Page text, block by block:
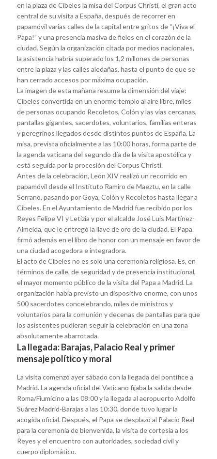
en la plaza de Cibeles la misa del Corpus Christi, el gran acto
central de su visita a España, después de recorrer en
papamóvil varias calles de la capital entre gritos de “¡Viva el
Papa!” y una presencia masiva de fieles en el corazón de la
ciudad. Según la organización citada por medios nacionales,
la asistencia habría superado los 1,2 millones de personas
entre la plaza y las calles aledañas, hasta el punto de que se
han cerrado accesos por máxima ocupación.
La imagen de esta mañana resume la dimensión del viaje:
Cibeles convertida en un enorme templo al aire libre, miles
de personas ocupando Recoletos, Colón y las vías cercanas,
pantallas gigantes, sacerdotes, voluntarios, familias enteras
y peregrinos llegados desde distintos puntos de España. La
misa, prevista oficialmente a las 10:00 horas, forma parte de
la agenda vaticana del segundo día de la visita apostólica y
está seguida por la procesión del Corpus Christi.
Antes de la celebración, León XIV realizó un recorrido en
papamóvil desde el Instituto Ramiro de Maeztu, en la calle
Serrano, pasando por Goya, Colón y Recoletos hasta llegar a
Cibeles. En el Ayuntamiento de Madrid fue recibido por los
Reyes Felipe VI y Letizia y por el alcalde José Luis Martínez-
Almeida, que le entregó la llave de oro de la ciudad. El Papa
firmó además en el libro de honor con un mensaje en favor de
una ciudad acogedora e integradora.
El acto de Cibeles no es solo una ceremonia religiosa. Es, en
términos de calle, de seguridad y de presencia institucional,
el mayor momento público de la visita del Papa a Madrid. La
organización había previsto un dispositivo enorme, con unos
500 sacerdotes concelebrando, miles de ministros y
voluntarios para la comunión y decenas de pantallas para que
los asistentes pudieran seguir la celebración en una zona
absolutamente abarrotada.
La llegada: Barajas, Palacio Real y primer
mensaje político y moral
La visita comenzó ayer sábado con la llegada del pontífice a
Madrid. La agenda oficial del Vaticano fijaba la salida desde
Roma/Fiumicino a las 08:00 y la llegada al aeropuerto Adolfo
Suárez Madrid-Barajas a las 10:30, donde tuvo lugar la
acogida oficial. Después, el Papa se desplazó al Palacio Real
para la ceremonia de bienvenida, la visita de cortesía a los
Reyes y el encuentro con autoridades, sociedad civil y
cuerpo diplomático.